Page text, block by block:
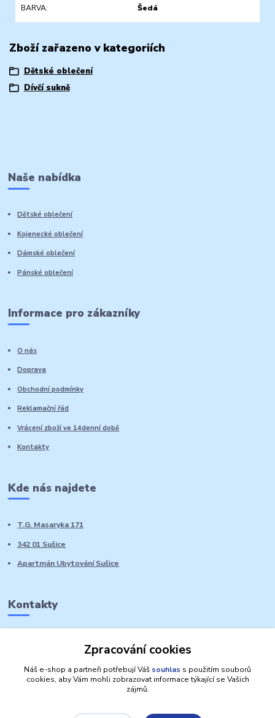
BARVA Šedá
Zboží zařazeno v kategoriích
Dětské oblečení
Dívčí sukně
Naše nabídka
Dětské oblečení
Kojenecké oblečení
Dámské oblečení
Pánské oblečení
Informace pro zákazníky
O nás
Doprava
Obchodní podmínky
Reklamační řád
Vrácení zboží ve 14denní době
Kontakty
Kde nás najdete
T.G. Masaryka 171
342 01 Sušice
Apartmán Ubytování Sušice
Kontakty
Zpracování cookies
Náš e-shop a partneři potřebují Váš souhlas s použitím souborů
cookies, aby Vám mohli zobrazovat informace týkající se Vašich
zájmů.